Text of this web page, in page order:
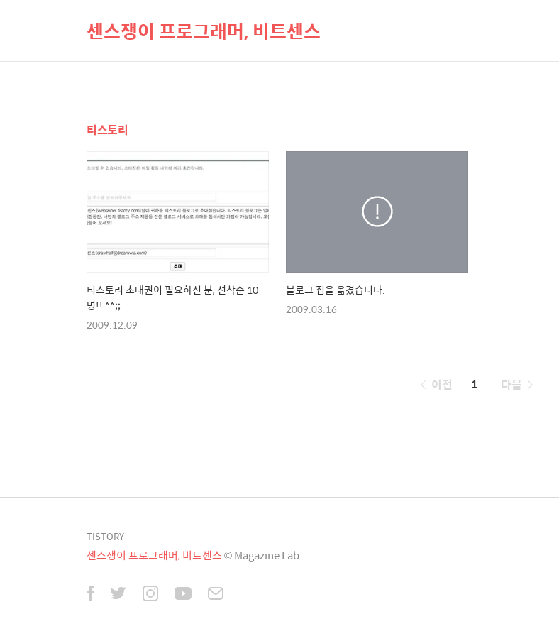
센스쟁이 프로그래머, 비트센스
티스토리
티스토리 초대권이 필요하신 분, 선착순 10
명!! ^^;;
2009.12.09
블로그 집을 옮겼습니다.
2009.03.16
페
이전 1 다음
TISTORY
센스쟁이 프로그래머, 비트센스© Magazine Lab